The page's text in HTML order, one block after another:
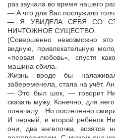
раз звучала во время нашего
— А что для Вас послужило
— Я УВИДЕЛА СЕБЯ СО
НИЧТОЖНОЕ СУЩЕСТВО.
(Совершенно невозможно
видную, привлекательную
«первая любовь», спустя
машина сбила.
Жизнь вроде бы
забеременела, стала на учёт.
— Это был шок, — говорит
сказать мужу. Конечно, для
поначалу…Но постепенно
И первый, и второй ребёнок
они, два ангелочка, возятся